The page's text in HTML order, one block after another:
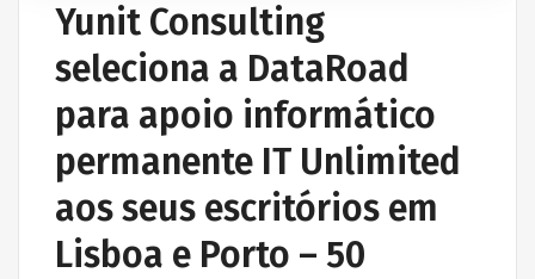
Yunit Consulting
seleciona a DataRoad
para apoio informático
permanente IT Unlimited
aos seus escritórios em
Lisboa e Porto – 50